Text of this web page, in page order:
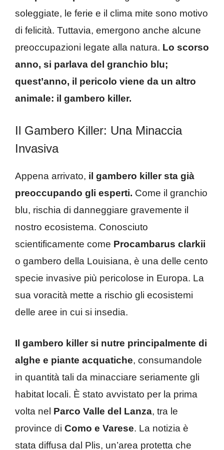
soleggiate, le ferie e il clima mite sono motivo
di felicità. Tuttavia, emergono anche alcune
preoccupazioni legate alla natura. Lo scorso
anno, si parlava del granchio blu;
quest’anno, il pericolo viene da un altro
animale: il gambero killer.
Il Gambero Killer: Una Minaccia
Invasiva
Appena arrivato, il gambero killer sta già
preoccupando gli esperti. Come il granchio
blu, rischia di danneggiare gravemente il
nostro ecosistema. Conosciuto
scientificamente come Procambarus clarkii
o gambero della Louisiana, è una delle cento
specie invasive più pericolose in Europa. La
sua voracità mette a rischio gli ecosistemi
delle aree in cui si insedia.
Il gambero killer si nutre principalmente di
alghe e piante acquatiche, consumandole
in quantità tali da minacciare seriamente gli
habitat locali. È stato avvistato per la prima
volta nel Parco Valle del Lanza, tra le
province di Como e Varese. La notizia è
stata diffusa dal Plis, un’area protetta che